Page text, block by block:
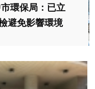
環保局：已立
避免影響環境